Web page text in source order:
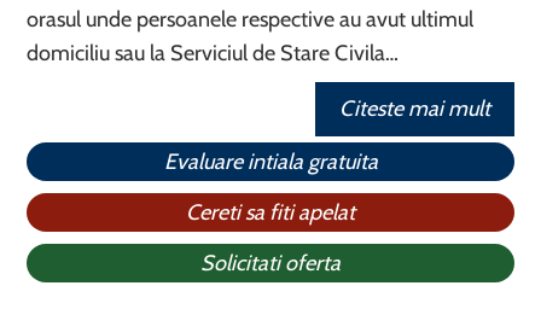
orasul unde persoanele respective au avut ultimul
domiciliu sau la Serviciul de Stare Civila…
Citeste mai mult
Evaluare intiala gratuita
Cereti sa fiti apelat
Solicitati oferta